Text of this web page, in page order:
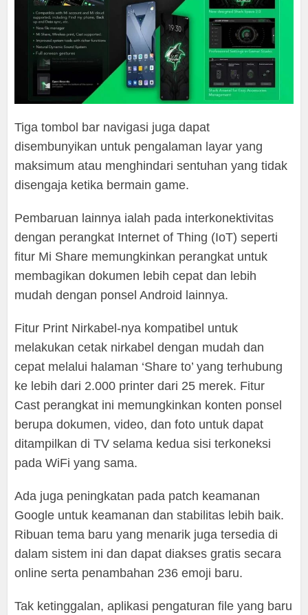
Tiga tombol bar navigasi juga dapat
disembunyikan untuk pengalaman layar yang
maksimum atau menghindari sentuhan yang tidak
disengaja ketika bermain game.
Pembaruan lainnya ialah pada interkonektivitas
dengan perangkat Internet of Thing (IoT) seperti
fitur Mi Share memungkinkan perangkat untuk
membagikan dokumen lebih cepat dan lebih
mudah dengan ponsel Android lainnya.
Fitur Print Nirkabel-nya kompatibel untuk
melakukan cetak nirkabel dengan mudah dan
cepat melalui halaman ‘Share to’ yang terhubung
ke lebih dari 2.000 printer dari 25 merek. Fitur
Cast perangkat ini memungkinkan konten ponsel
berupa dokumen, video, dan foto untuk dapat
ditampilkan di TV selama kedua sisi terkoneksi
pada WiFi yang sama.
Ada juga peningkatan pada patch keamanan
Google untuk keamanan dan stabilitas lebih baik.
Ribuan tema baru yang menarik juga tersedia di
dalam sistem ini dan dapat diakses gratis secara
online serta penambahan 236 emoji baru.
Tak ketinggalan, aplikasi pengaturan file yang baru